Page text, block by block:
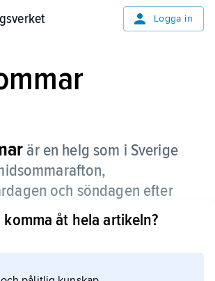
Logga in
är en helg som i Sverige
och söndagen efter
åt hela artikeln?